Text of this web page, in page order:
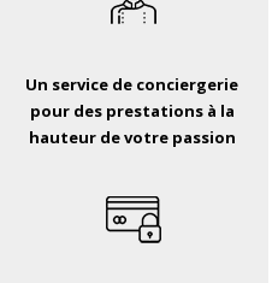
Un service de conciergerie
pour des prestations à la
hauteur de votre passion